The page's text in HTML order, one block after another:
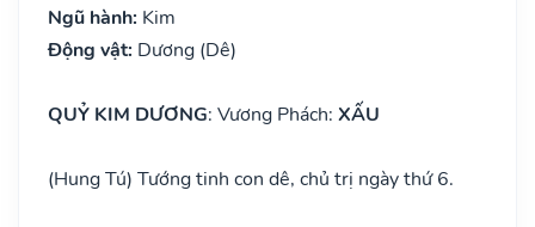
Ngũ hành: Kim
Động vật: Dương (Dê)
QUỶ KIM DƯƠNG: Vương Phách: XẤU
(Hung Tú) Tướng tinh con dê, chủ trị ngày thứ 6.